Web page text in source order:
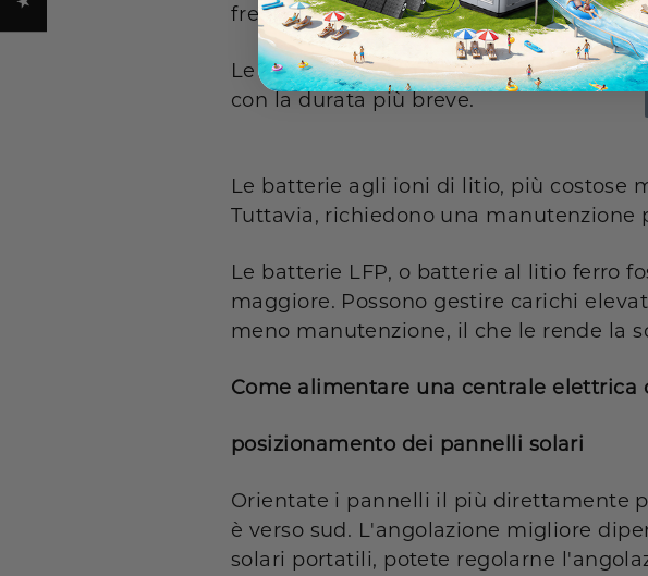
frequentemente utilizzate nell'accumulo
Le batterie al piombo-acido, le più
con la durata più breve.
Le batterie agli ioni di litio, più costose
Tuttavia, richiedono una manutenzione
Le batterie LFP, o batterie al litio ferro
maggiore. Possono gestire carichi
meno manutenzione, il che le rende la
Come alimentare una centrale elettrica
posizionamento dei pannelli solari
Orientate i pannelli il più direttamente
è verso sud. L'angolazione migliore
solari portatili, potete regolarne